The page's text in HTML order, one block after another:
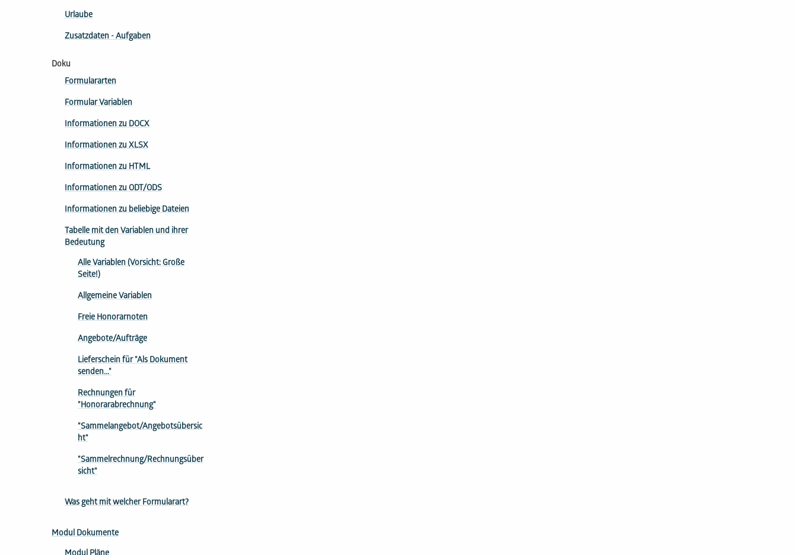
Urlaube
Zusatzdaten - Aufgaben
Doku
Formulararten
Formular Variablen
Informationen zu DOCX
Informationen zu XLSX
Informationen zu HTML
Informationen zu ODT/ODS
Informationen zu beliebige Dateien
Tabelle mit den Variablen und ihrer
Bedeutung
Alle Variablen (Vorsicht: Große
Seite!)
Allgemeine Variablen
Freie Honorarnoten
Angebote/Aufträge
Lieferschein für "Als Dokument
senden..."
Rechnungen für
"Honorarabrechnung"
"Sammelangebot/Angebotsübersic
ht"
"Sammelrechnung/Rechnungsüber
sicht"
Was geht mit welcher Formularart?
Modul Dokumente